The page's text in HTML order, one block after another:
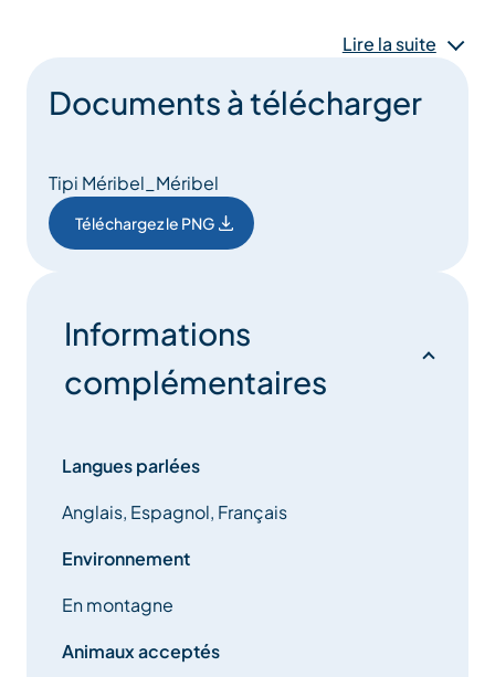
Tipi est le lieu parfait pour savourer un déjeuner en
ambiance festive inoubliable !
Lire la suite
Documents à télécharger
Tipi Méribel_Méribel
Téléchargez le PNG
Informations
complémentaires
Langues parlées
Anglais, Espagnol, Français
Environnement
En montagne
Animaux acceptés